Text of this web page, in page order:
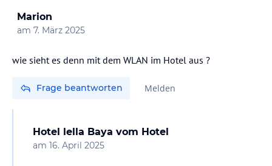
Marion
am 7. März 2025
wie sieht es denn mit dem WLAN im Hotel aus ?
Frage beantworten Melden
Hotel lella Baya vom Hotel
am 16. April 2025